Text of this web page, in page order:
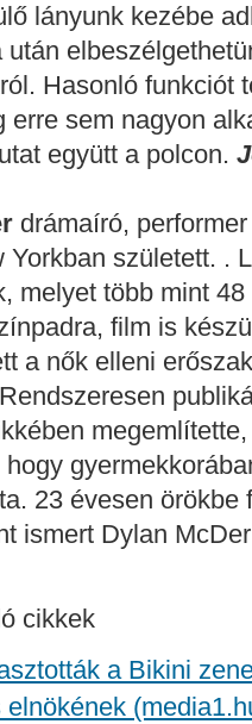
lányunk kezébe
után
Hasonló funkciót
erre sem nagyon
együtt a polcon.
drámaíró,
Yorkban született. .
melyet több mint
film is
a nők elleni
hogy
23 évesen
ismert Dylan
cikkek
a Bikini
elnökének